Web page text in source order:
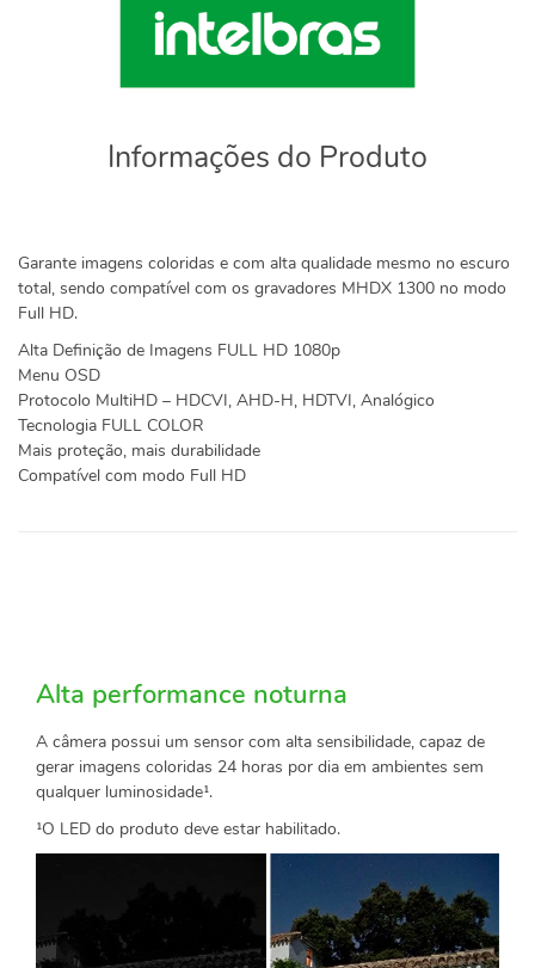
Informações do Produto
Garante imagens coloridas e com alta qualidade mesmo no escuro
total, sendo compatível com os gravadores MHDX 1300 no modo
Full HD.
Alta Definição de Imagens FULL HD 1080p
Menu OSD
Protocolo MultiHD – HDCVI, AHD-H, HDTVI, Analógico
Tecnologia FULL COLOR
Mais proteção, mais durabilidade
Compatível com modo Full HD
Alta performance noturna
A câmera possui um sensor com alta sensibilidade, capaz de
gerar imagens coloridas 24 horas por dia em ambientes sem
qualquer luminosidade¹.
¹O LED do produto deve estar habilitado.